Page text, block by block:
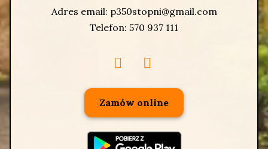
Adres email: p350stopni@gmail.com
Telefon: 570 937 111
Zamów online